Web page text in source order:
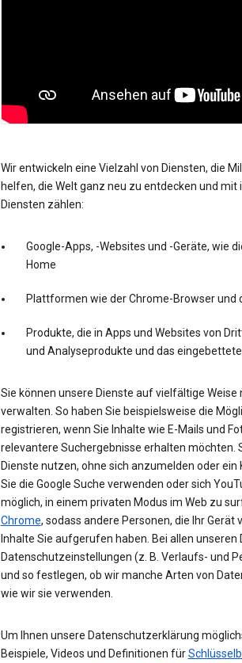
Wir entwickeln eine Vielzahl von Diensten, die
helfen, die Welt ganz neu zu entdecken und
Diensten zählen:
Google-Apps, -Websites und -Geräte, wie
Home
Plattformen wie der Chrome-Browser und
Produkte, die in Apps und Websites von
und Analyseprodukte und das
Sie können unsere Dienste auf vielfältige
verwalten. So haben Sie beispielsweise die
registrieren, wenn Sie Inhalte wie E-Mails und
relevantere Suchergebnisse erhalten möchten.
Dienste nutzen, ohne sich anzumelden oder
Sie die Google Suche verwenden oder sich
möglich, in einem privaten Modus im Web zu
Chrome, sodass andere Personen, die Ihr
Inhalte Sie aufgerufen haben. Bei allen unseren
Datenschutzeinstellungen (z. B. Verlaufs- und
und so festlegen, ob wir manche Arten von
wie wir sie verwenden.
Um Ihnen unsere Datenschutzerklärung
Beispiele, Videos und Definitionen für